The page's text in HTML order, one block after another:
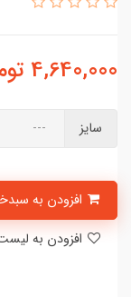
4,640,000
سایز